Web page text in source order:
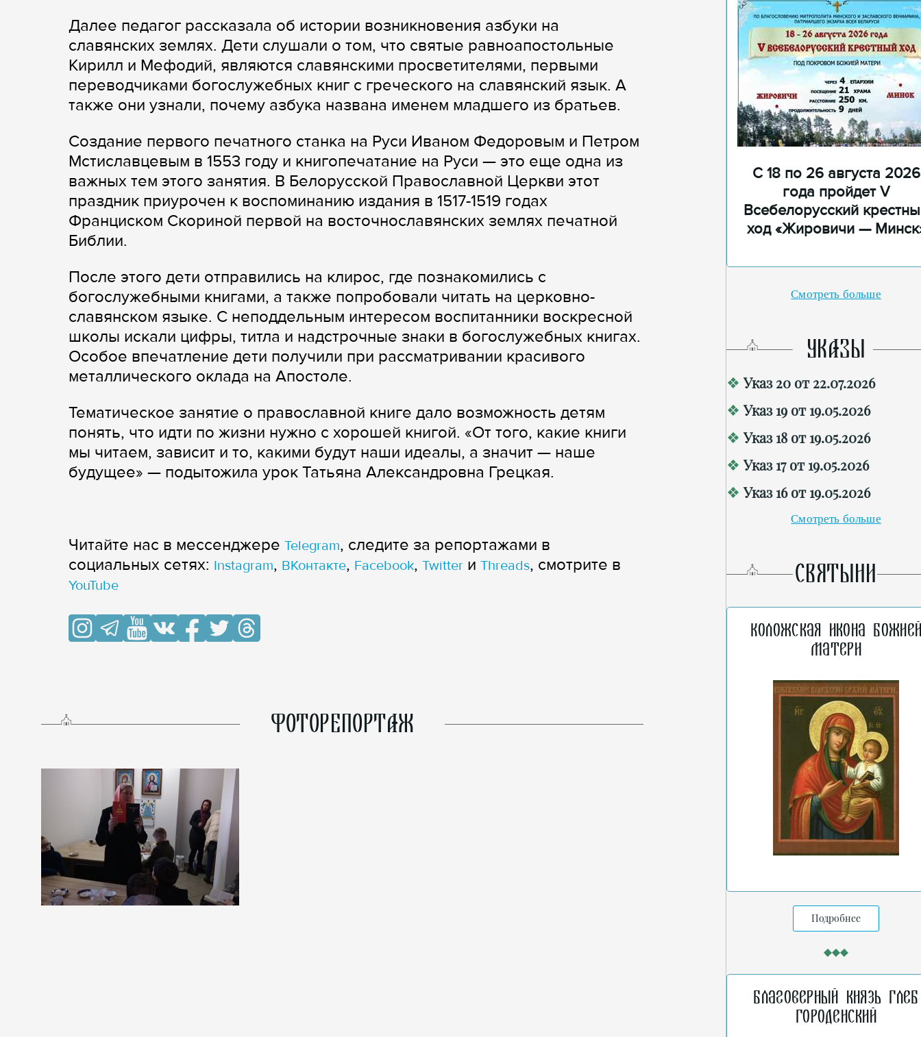
Далее педагог рассказала об истории возникновения азбуки на
славянских землях. Дети слушали о том, что святые равноапостольные
Кирилл и Мефодий, являются славянскими просветителями, первыми
переводчиками богослужебных книг с греческого на славянский язык. А
также они узнали, почему азбука названа именем младшего из братьев.
Создание первого печатного станка на Руси Иваном Федоровым и Петром
Мстиславцевым в 1553 году и книгопечатание на Руси — это еще одна из
важных тем этого занятия. В Белорусской Православной Церкви этот
праздник приурочен к воспоминанию издания в 1517-1519 годах
Франциском Скориной первой на восточнославянских землях печатной
Библии.
После этого дети отправились на клирос, где познакомились с
богослужебными книгами, а также попробовали читать на церковно-
славянском языке. С неподдельным интересом воспитанники воскресной
школы искали цифры, титла и надстрочные знаки в богослужебных книгах.
Особое впечатление дети получили при рассматривании красивого
металлического оклада на Апостоле.
Тематическое занятие о православной книге дало возможность детям
понять, что идти по жизни нужно с хорошей книгой. «От того, какие книги
мы читаем, зависит и то, какими будут наши идеалы, а значит — наше
будущее» — подытожила урок Татьяна Александровна Грецкая.
Читайте нас в мессенджере Telegram, следите за репортажами в
cоциальных сетях: Instagram, ВКонтакте, Facebook, Twitter и Threads, смотрите в
YouTube
ФОТОРЕПОРТАЖ
С 18 по 26 августа 2026
года пройдет V
Всебелорусский
ход «Жировичи —
Смотреть больше
УКАЗЫ
Указ 20 от 22.07.2026
Указ 19 от 19.05.2026
Указ 18 от 19.05.2026
Указ 17 от 19.05.2026
Указ 16 от 19.05.2026
Смотреть больше
СВЯТЫНИ
Коложская икона
Матери
Подробнее
Благоверный князь Глеб
Городенский